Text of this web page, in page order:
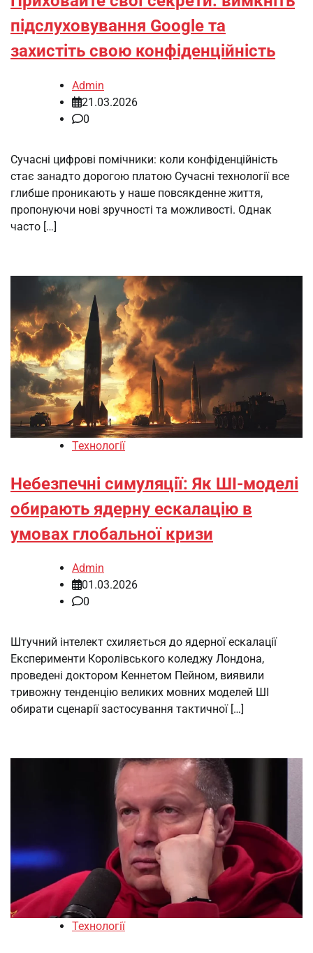
підслуховування Google та
захистіть свою конфіденційність
Admin
21.03.2026
0
Сучасні цифрові помічники: коли конфіденційність
стає занадто дорогою платою Сучасні технології все
глибше проникають у наше повсякденне життя,
пропонуючи нові зручності та можливості. Однак
часто […]
Технології
Небезпечні симуляції: Як ШІ-моделі
обирають ядерну ескалацію в
умовах глобальної кризи
Admin
01.03.2026
0
Штучний інтелект схиляється до ядерної ескалації
Експерименти Королівського коледжу Лондона,
проведені доктором Кеннетом Пейном, виявили
тривожну тенденцію великих мовних моделей ШІ
обирати сценарії застосування тактичної […]
Технології